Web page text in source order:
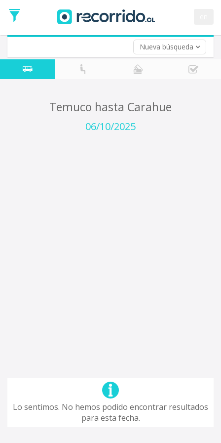
Nueva búsqueda
de
Ida
Vuelta (opcional)
Fecha
de
Temuco hasta Carahue
06/10/2025
Lo sentimos. No hemos podido encontrar resultados
para esta fecha.